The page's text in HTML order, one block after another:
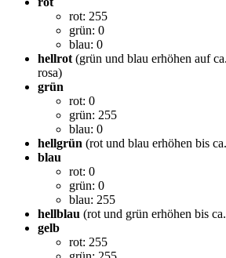
rot: 255
grün: 0
blau: 0
hellrot (grün und blau erhöhen auf
rosa)
grün
rot: 0
grün: 255
blau: 0
hellgrün (rot und blau erhöhen bis
blau
rot: 0
grün: 0
blau: 255
hellblau (rot und grün erhöhen bis
gelb
rot: 255